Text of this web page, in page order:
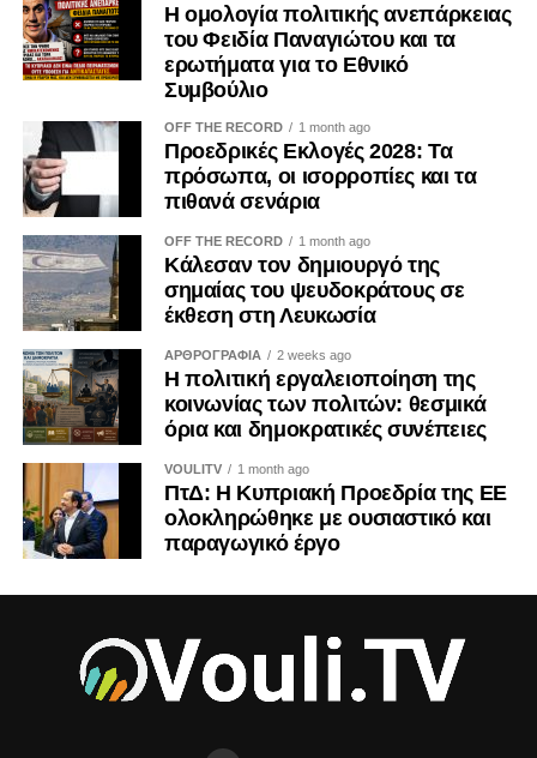
Η ομολογία πολιτικής ανεπάρκειας
του Φειδία Παναγιώτου και τα
ερωτήματα για το Εθνικό
Συμβούλιο
OFF THE RECORD 1 month ago
Προεδρικές Εκλογές 2028: Τα
πρόσωπα, οι ισορροπίες και τα
πιθανά σενάρια
OFF THE RECORD 1 month ago
Κάλεσαν τον δημιουργό της
σημαίας του ψευδοκράτους σε
έκθεση στη Λευκωσία
ΑΡΘΡΟΓΡΑΦΙΑ 2 weeks ago
Η πολιτική εργαλειοποίηση της
κοινωνίας των πολιτών: θεσμικά
όρια και δημοκρατικές συνέπειες
VOULITV 1 month ago
ΠτΔ: Η Κυπριακή Προεδρία της ΕΕ
ολοκληρώθηκε με ουσιαστικό και
παραγωγικό έργο